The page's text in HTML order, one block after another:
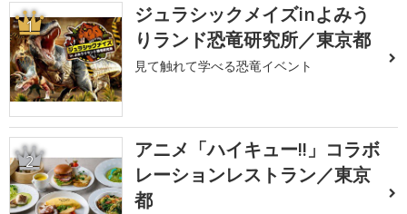
1
ジュラシックメイズinよみう
りランド恐竜研究所／東京都
見て触れて学べる恐竜イベント
2
アニメ「ハイキュー!!」コラボ
レーションレストラン／東京
都